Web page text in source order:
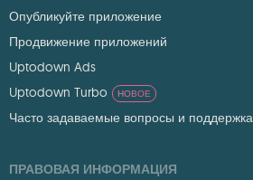
Опубликуйте приложение
Продвижение приложений
Uptodown Ads
Uptodown Turbo
НОВОЕ
Часто задаваемые вопросы и поддержка
ПРАВОВАЯ ИНФОРМАЦИЯ